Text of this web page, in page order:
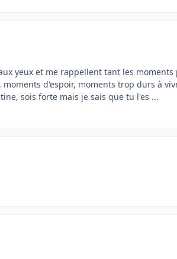
yeux et me rappellent tant les
d'espoir, moments trop durs à
sois forte mais je sais que tu l'es ...